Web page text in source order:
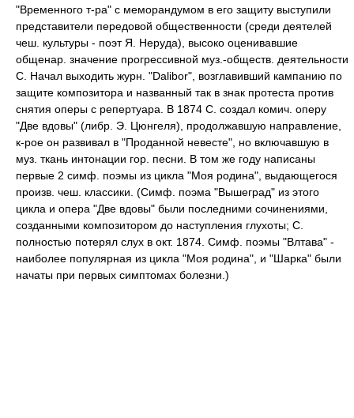
"Временного т-ра" с меморандумом в его защиту выступили
представители передовой общественности (среди деятелей
чеш. культуры - поэт Я. Неруда), высоко оценивавшие
общенар. значение прогрессивной муз.-обществ. деятельности
С. Начал выходить журн. "Dalibor", возглавивший кампанию по
защите композитора и названный так в знак протеста против
снятия оперы с репертуара. В 1874 С. создал комич. оперу
"Две вдовы" (либр. Э. Цюнгеля), продолжавшую направление,
к-рое он развивал в "Проданной невесте", но включавшую в
муз. ткань интонации гор. песни. В том же году написаны
первые 2 симф. поэмы из цикла "Моя родина", выдающегося
произв. чеш. классики. (Симф. поэма "Вышеград" из этого
цикла и опера "Две вдовы" были последними сочинениями,
созданными композитором до наступления глухоты; С.
полностью потерял слух в окт. 1874. Симф. поэмы "Влтава" -
наиболее популярная из цикла "Моя родина", и "Шарка" были
начаты при первых симптомах болезни.)